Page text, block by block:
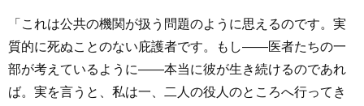
「これは公共の機関が扱う問題のように思えるのです。実
質的に死ぬことのない庇護者です。もし――医者たちの一
部が考えているように――本当に彼が生き続けるのであれ
ば。実を言うと、私は一、二人の役人のところへ行ってき